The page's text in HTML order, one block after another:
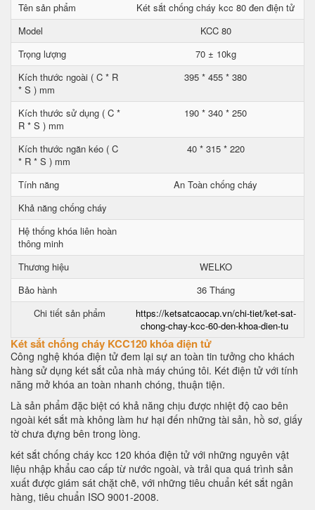
Tên sản phẩm
Két sắt chống cháy kcc 80 đen điện tử
Model
KCC 80
Trọng lượng
70 ± 10kg
Kích thước ngoài ( C * R
* S ) mm
395 * 455 * 380
Kích thước sử dụng ( C *
R * S ) mm
190 * 340 * 250
Kích thước ngăn kéo ( C
* R * S ) mm
40 * 315 * 220
Tính năng
An Toàn chống cháy
Khả năng chống cháy
Hệ thống khóa liên hoàn
thông minh
Thương hiệu
WELKO
Bảo hành
36 Tháng
Chi tiết sản phẩm
https://ketsatcaocap.vn/chi-tiet/ket-sat-
chong-chay-kcc-60-den-khoa-dien-tu
Két sắt chống cháy KCC120 khóa điện tử
Công nghệ khóa điện tử đem lại sự an toàn tin tưởng cho khách
hàng sử dụng két sắt của nhà máy chúng tôi. Két điện tử với tính
năng mở khóa an toàn nhanh chóng, thuận tiện.
Là sản phẩm đặc biệt có khả năng chịu được nhiệt độ cao bên
ngoài két sắt mà không làm hư hại đến những tài sản, hồ sơ, giấy
tờ chưa đựng bên trong lòng.
két sắt chống cháy kcc 120 khóa điện tử với những nguyên vật
liệu nhập khẩu cao cấp từ nước ngoài, và trải qua quá trình sản
xuất được giám sát chặt chẽ, với những tiêu chuẩn két sắt ngân
hàng, tiêu chuẩn ISO 9001-2008.